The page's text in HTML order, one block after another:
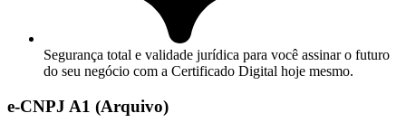
Segurança total e validade jurídica para você assinar o futuro
do seu negócio com a Certificado Digital hoje mesmo.
e-CNPJ A1 (Arquivo)